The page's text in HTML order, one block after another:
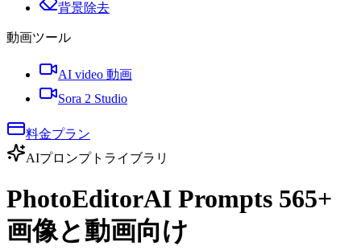
背景除去
動画ツール
AI video 動画
Sora 2 Studio
料金プラン
AIプロンプトライブラリ
PhotoEditorAI Prompts 565+
画像と動画向け